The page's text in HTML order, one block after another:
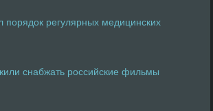
порядок регулярных медицинских
снабжать российские фильмы